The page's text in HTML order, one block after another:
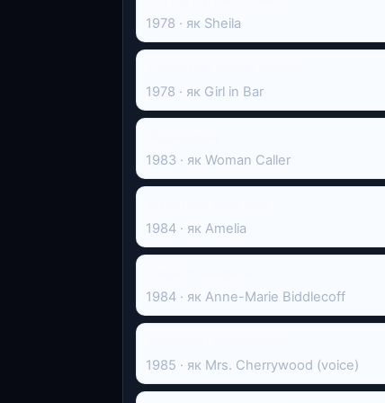
1978 · як Sheila
1978 · як Girl in Bar
1983 · як Woman Caller
1984 · як Amelia
1984 · як Anne-Marie Biddlecoff
1985 · як Mrs. Cherrywood (voice)